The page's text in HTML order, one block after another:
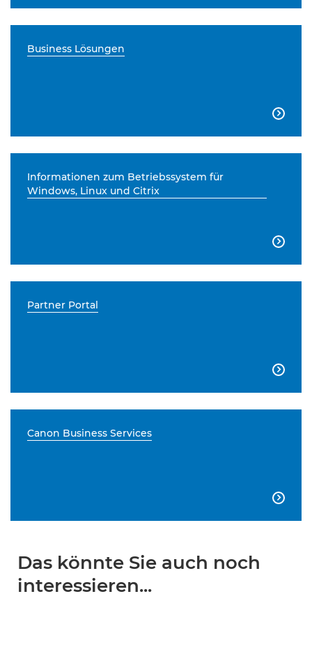
Business Lösungen

Informationen zum Betriebssystem für
Windows, Linux und Citrix

Partner Portal

Canon Business Services

Das könnte Sie auch noch
interessieren...